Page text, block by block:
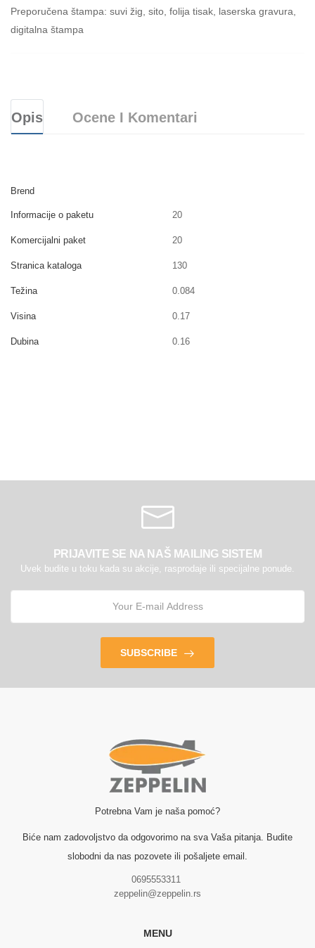
Preporučena štampa: suvi žig, sito, folija tisak, laserska gravura,
digitalna štampa
Opis Ocene I Komentari
Brend
Informacije o paketu 20
Komercijalni paket 20
Stranica kataloga 130
Težina 0.084
Visina 0.17
Dubina 0.16
PRIJAVITE SE NA NAŠ MAILING SISTEM
Uvek budite u toku kada su akcije, rasprodaje ili specijalne ponude.
SUBSCRIBE
Potrebna Vam je naša pomoć?
Biće nam zadovoljstvo da odgovorimo na sva Vaša pitanja. Budite
slobodni da nas pozovete ili pošaljete email.
0695553311
zeppelin@zeppelin.rs
MENU